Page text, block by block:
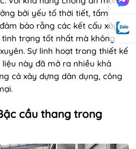
bởi yếu tố thời tiết, tấm
bảo rằng các kết cấu xây
trạng tốt nhất mà không
Sự linh hoạt trong thiết kế
này đã mở ra nhiều khả
cả xây dựng dân dụng, công
cầu thang trong